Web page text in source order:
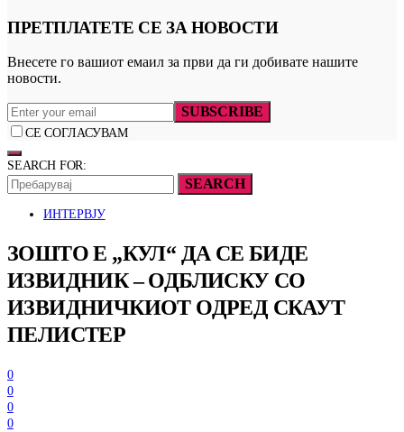
ПРЕТПЛАТЕТЕ СЕ ЗА НОВОСТИ
Внесете го вашиот емаил за први да ги добивате нашите
новости.
SUBSCRIBE
СЕ СОГЛАСУВАМ
SEARCH FOR:
SEARCH
ИНТЕРВЈУ
ЗОШТО Е „КУЛ“ ДА СЕ БИДЕ
ИЗВИДНИК – ОДБЛИСКУ СО
ИЗВИДНИЧКИОТ ОДРЕД СКАУТ
ПЕЛИСТЕР
0
0
0
0